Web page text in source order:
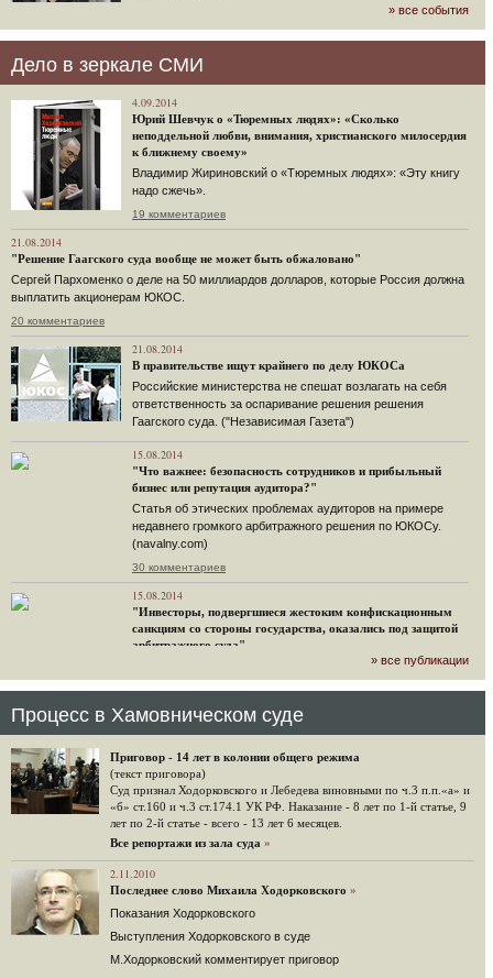
» все события
Дело в зеркале СМИ
4.09.2014
Юрий Шевчук о «Тюремных людях»: «Сколько
неподдельной любви, внимания, христианского милосердия
к ближнему своему»
Владимир Жириновский о «Тюремных людях»: «Эту книгу
надо сжечь».
19 комментариев
21.08.2014
"Решение Гаагского суда вообще не может быть обжаловано"
Сергей Пархоменко о деле на 50 миллиардов долларов, которые Россия должна
выплатить акционерам ЮКОС.
20 комментариев
21.08.2014
В правительстве ищут крайнего по делу ЮКОСа
Российские министерства не спешат возлагать на себя
ответственность за оспаривание решения решения
Гаагского суда. ("Независимая Газета")
15.08.2014
"Что важнее: безопасность сотрудников и прибыльный
бизнес или репутация аудитора?"
Статья об этических проблемах аудиторов на примере
недавнего громкого арбитражного решения по ЮКОСу.
(navalny.com)
30 комментариев
15.08.2014
"Инвесторы, подвергшиеся жестоким конфискационным
санкциям со стороны государства, оказались под защитой
арбитражного суда"
Швейцарская газета "Neue Zuercher Zeitung" о гаагском
судебном решении.
14.08.2014
Не исключил
Владимир Путин допускает, что Россия может выйти из-под юрисдикции ЕСПЧ.
88 комментариев
14.08.2014
Нарулил
Игорь Сечин просит о помощи. Ссылаясь на санкции,
глава «Роснефти» хочет выбить из фонда национального
благосостояния 1,5 трлн рублей («Ведомости» и «Дождь»).
32 комментария
Граждане не хотят платить по счетам ЮКОСа
» все публикации
Процесс в Хамовническом суде
Приговор - 14 лет в колонии общего режима
(текст приговора)
Суд признал Ходорковского и Лебедева виновными по ч.3 п.п.«а» и
«б» ст.160 и ч.3 ст.174.1 УК РФ. Наказание - 8 лет по 1-й статье, 9
лет по 2-й статье - всего - 13 лет 6 месяцев.
Все репортажи из зала суда »
2.11.2010
Последнее слово Михаила Ходорковского »
Показания Ходорковского
Выступления Ходорковского в суде
М.Ходорковский комментирует приговор